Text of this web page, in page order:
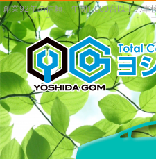
創業92年の信頼、年間1,000台以上の車
車検場。いわき市の車検・中古車